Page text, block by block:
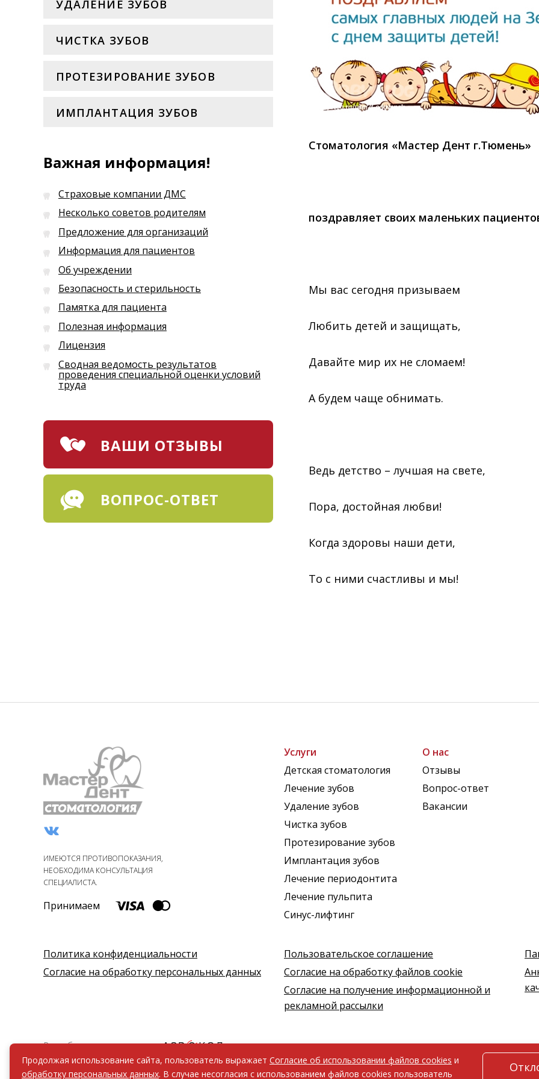
Стоматология «Мастер Дент г.Тюмень»
поздравляет своих маленьких
Мы вас сегодня призываем
Любить детей и защищать,
Давайте мир их не сломаем!
А будем чаще обнимать.
Ведь детство – лучшая на свете,
Пора, достойная любви!
Когда здоровы наши дети,
То с ними счастливы и мы!
УДАЛЕНИЕ ЗУБОВ
ЧИСТКА ЗУБОВ
ПРОТЕЗИРОВАНИЕ ЗУБОВ
ИМПЛАНТАЦИЯ ЗУБОВ
Важная информация!
Страховые компании ДМС
Несколько советов родителям
Предложение для организаций
Информация для пациентов
Об учреждении
Безопасность и стерильность
Памятка для пациента
Полезная информация
Лицензия
Сводная ведомость результатов
проведения специальной оценки условий
труда
ВАШИ ОТЗЫВЫ
ВОПРОС-ОТВЕТ
Услуги
Детская стоматология
Лечение зубов
Удаление зубов
Чистка зубов
Протезирование зубов
Имплантация зубов
Лечение периодонтита
Лечение пульпита
Синус-лифтинг
О нас
Отзывы
Вопрос-ответ
Вакансии
ИМЕЮТСЯ ПРОТИВОПОКАЗАНИЯ,
НЕОБХОДИМА КОНСУЛЬТАЦИЯ
СПЕЦИАЛИСТА.
Принимаем
Политика конфиденциальности
Согласие на обработку персональных данных
Пользовательское соглашение
Согласие на обработку файлов cookie
Согласие на получение информационной и
рекламной рассылки
Разработка и продвижение -
Продолжая использование сайта, пользователь выражает Согласие об использовании файлов cookies и
обработку персональных данных. В случае несогласия с использованием файлов cookies пользователь